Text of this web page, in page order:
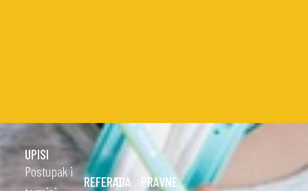
UPISI
Postupak i
REFERADA
O
PRAVNE